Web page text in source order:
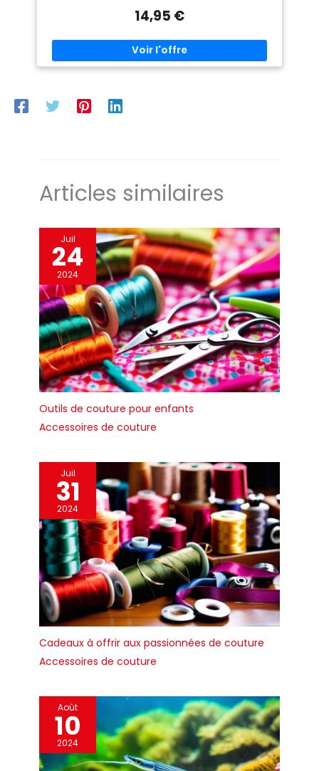
14,95 €
Articles similaires
Juil
24
2024
Outils de couture pour enfants
Accessoires de couture
Juil
31
2024
Cadeaux à offrir aux passionnées de couture
Accessoires de couture
Août
10
2024